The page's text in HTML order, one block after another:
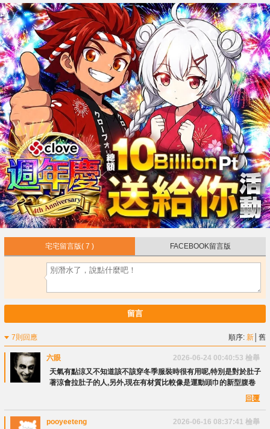
宅宅留言版( 7 ) FACEBOOK留言版
留言
7則回應 順序:新 │舊
六眼 2026-06-24 00:40:53 檢舉
天氣有點涼又不知道該不該穿冬季服裝時很有用呢,特別是對於肚子
著涼會拉肚子的人,另外,現在有材質比較像是運動頭巾的新型腹卷
回覆
pooyeeteng 2026-06-16 08:37:41 檢舉